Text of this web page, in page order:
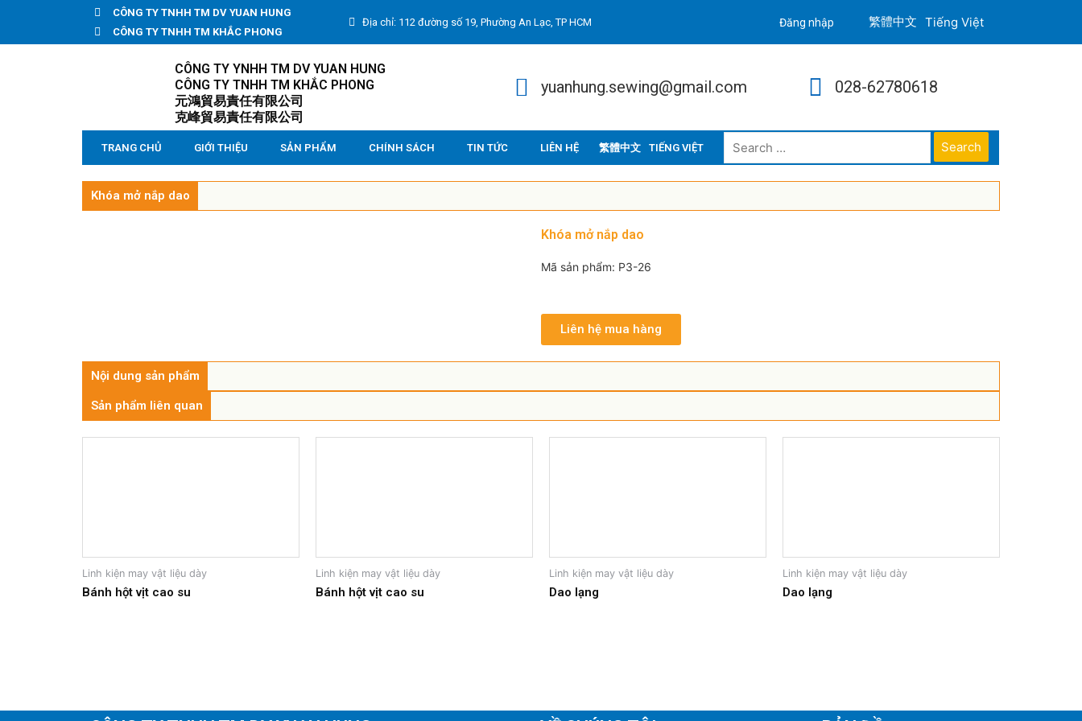
CÔNG TY TNHH TM DV YUAN HUNG
CÔNG TY TNHH TM KHẮC PHONG
Địa chỉ: 112 đường số 19, Phường An Lạc, TP HCM Đăng nhập Tiếng Việt
CÔNG TY YNHH TM DV YUAN HUNG
CÔNG TY TNHH TM KHẮC PHONG
元鴻貿易責任有限公司
克峰貿易責任有限公司
yuanhung.sewing@gmail.com 028-62780618
TRANG CHỦ GIỚI THIỆU SẢN PHẨM CHÍNH SÁCH TIN TỨC LIÊN HỆ TIẾNG VIỆT
Khóa mở nắp dao
Khóa mở nắp dao
Mã sản phẩm: P3-26
Liên hệ mua hàng
Nội dung sản phẩm
Sản phẩm liên quan
Linh kiện may vật liệu dày
Bánh hột vịt cao su
Linh kiện may vật liệu dày
Bánh hột vịt cao su
Linh kiện may vật liệu dày
Dao lạng
Linh kiện may vật liệu dày
Dao lạng